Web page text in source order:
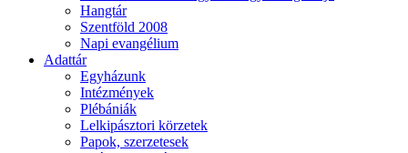
Hangtár
Szentföld 2008
Napi evangélium
Adattár
Egyházunk
Intézmények
Plébániák
Lelkipásztori körzetek
Papok, szerzetesek